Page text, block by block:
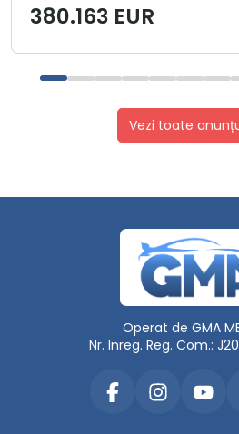
380.163 EUR
Vezi toate
Operat de GMA
Nr. Inreg. Reg. Com.: